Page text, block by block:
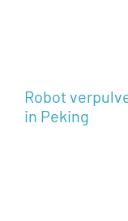
Robot
in Peking